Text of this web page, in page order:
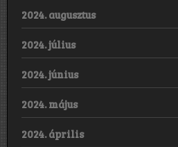
2024. augusztus
2024. július
2024. június
2024. május
2024. április